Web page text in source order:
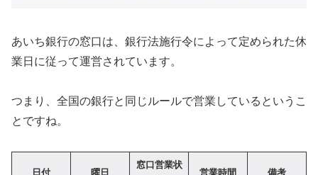
あいち銀行の窓口は、銀行法施行令によって定められた休
業日に従って運営されています。
つまり、全国の銀行と同じルールで営業しているというこ
とですね。
日付 曜日
窓口営業状
営業時間 備考